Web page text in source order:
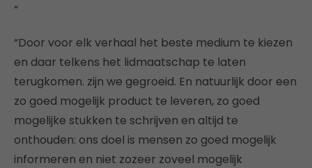
“
“Door voor elk verhaal het beste medium te kiezen
en daar telkens het lidmaatschap te laten
terugkomen. zijn we gegroeid. En natuurlijk door een
zo goed mogelijk product te leveren, zo goed
mogelijke stukken te schrijven en altijd te
onthouden: ons doel is mensen zo goed mogelijk
informeren en niet zozeer zoveel mogelijk